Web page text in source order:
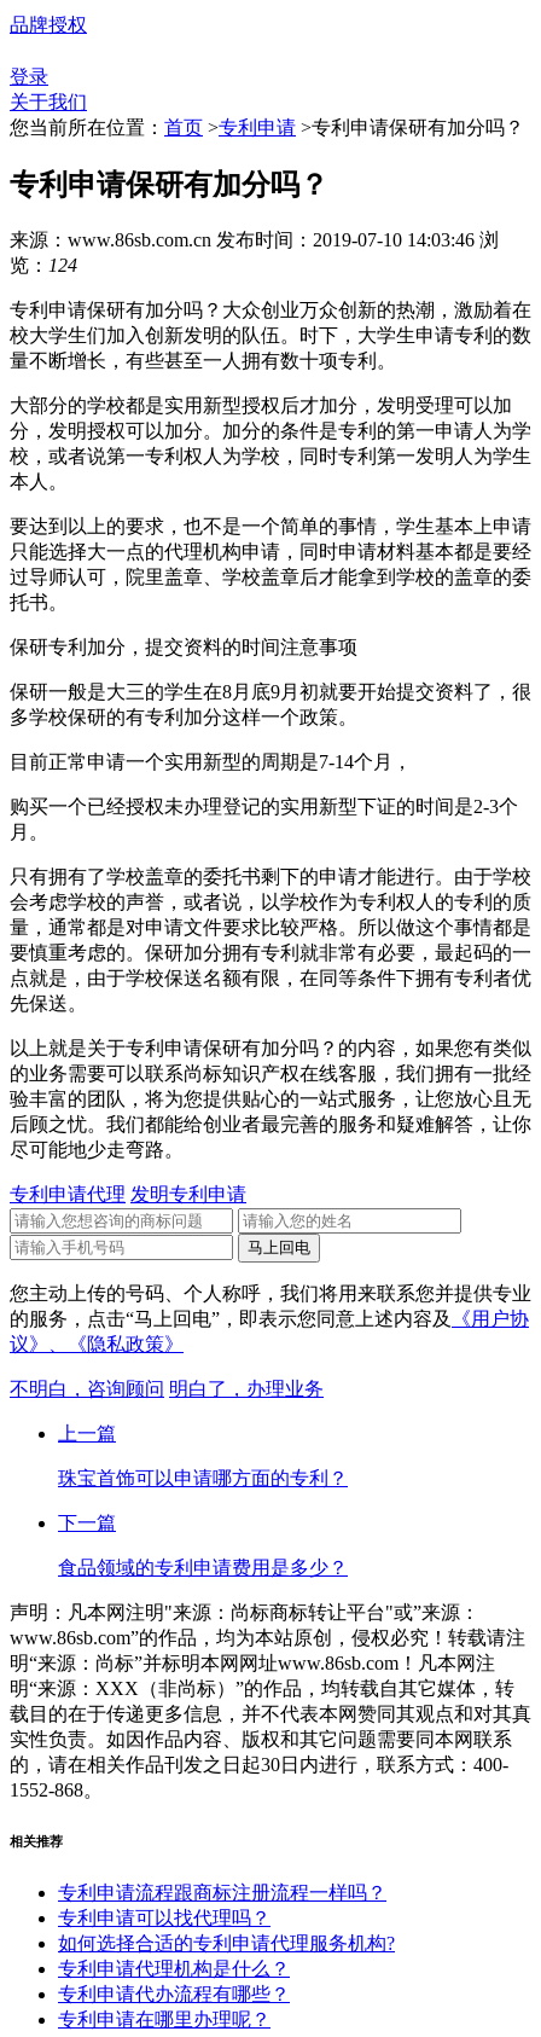
品牌授权
登录
关于我们
您当前所在位置： 首页 >专利申请 >专利申请保研有加分吗？
专利申请保研有加分吗？
来源：www.86sb.com.cn 发布时间：2019-07-10 14:03:46 浏
览： 124
专利申请保研有加分吗？大众创业万众创新的热潮，激励着在
校大学生们加入创新发明的队伍。时下，大学生申请专利的数
量不断增长，有些甚至一人拥有数十项专利。
大部分的学校都是实用新型授权后才加分，发明受理可以加
分，发明授权可以加分。加分的条件是专利的第一申请人为学
校，或者说第一专利权人为学校，同时专利第一发明人为学生
本人。
要达到以上的要求，也不是一个简单的事情，学生基本上申请
只能选择大一点的代理机构申请，同时申请材料基本都是要经
过导师认可，院里盖章、学校盖章后才能拿到学校的盖章的委
托书。
保研专利加分，提交资料的时间注意事项
保研一般是大三的学生在8月底9月初就要开始提交资料了，很
多学校保研的有专利加分这样一个政策。
目前正常申请一个实用新型的周期是7-14个月，
购买一个已经授权未办理登记的实用新型下证的时间是2-3个
月。
只有拥有了学校盖章的委托书剩下的申请才能进行。由于学校
会考虑学校的声誉，或者说，以学校作为专利权人的专利的质
量，通常都是对申请文件要求比较严格。所以做这个事情都是
要慎重考虑的。保研加分拥有专利就非常有必要，最起码的一
点就是，由于学校保送名额有限，在同等条件下拥有专利者优
先保送。
以上就是关于专利申请保研有加分吗？的内容，如果您有类似
的业务需要可以联系尚标知识产权在线客服，我们拥有一批经
验丰富的团队，将为您提供贴心的一站式服务，让您放心且无
后顾之忧。我们都能给创业者最完善的服务和疑难解答，让你
尽可能地少走弯路。
专利申请代理 发明专利申请
您主动上传的号码、个人称呼，我们将用来联系您并提供专业
的服务，点击“马上回电”，即表示您同意上述内容及
《用户协
议》、
《隐私政策》
不明白，咨询顾问 明白了，办理业务
上一篇
珠宝首饰可以申请哪方面的专利？
下一篇
食品领域的专利申请费用是多少？
声明：凡本网注明"来源：尚标商标转让平台"或”来源：
www.86sb.com”的作品，均为本站原创，侵权必究！转载请注
明“来源：尚标”并标明本网网址www.86sb.com！凡本网注
明“来源：XXX（非尚标）”的作品，均转载自其它媒体，转
载目的在于传递更多信息，并不代表本网赞同其观点和对其真
实性负责。如因作品内容、版权和其它问题需要同本网联系
的，请在相关作品刊发之日起30日内进行，联系方式：400-
1552-868。
相关推荐
专利申请流程跟商标注册流程一样吗？
专利申请可以找代理吗？
如何选择合适的专利申请代理服务机构?
专利申请代理机构是什么？
专利申请代办流程有哪些？
专利申请在哪里办理呢？